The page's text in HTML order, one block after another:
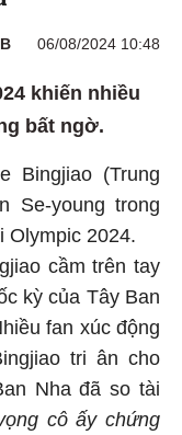
06/08/2024 10:48
khiến nhiều
bất ngờ.
Bingjiao (Trung
Se-young trong
2024.
cầm trên tay
kỳ của Tây Ban
fan xúc động
tri ân cho
Nha đã so tài
cô ấy chứng